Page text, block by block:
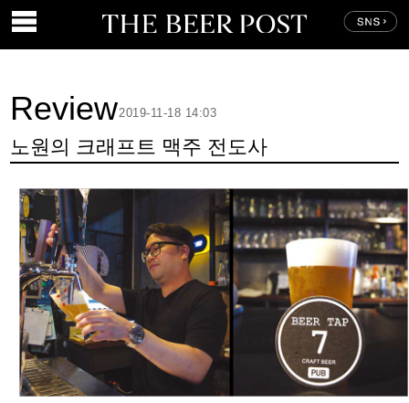
Review
노원의 크래프트 맥주 전도사
2019-11-18 14:03